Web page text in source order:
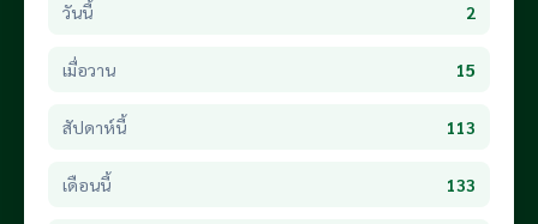
วันนี้ 2
เมื่อวาน 15
สัปดาห์นี้ 113
เดือนนี้ 133